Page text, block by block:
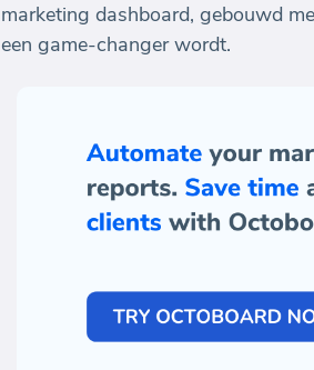
marketing dashboard, gebouwd
een game-changer wordt.